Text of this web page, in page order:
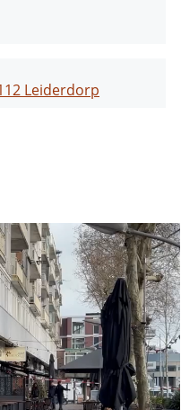
Leiderdorp